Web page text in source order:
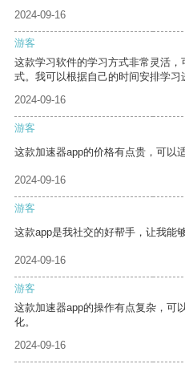
2024-09-16
游客
这款学习软件的学习方式非常灵活
式。我可以根据自己的时间安排学习
2024-09-16
游客
这款加速器app的价格有点贵，可以
2024-09-16
游客
这款app是我社交的好帮手，让我能
2024-09-16
游客
这款加速器app的操作有点复杂，可
化。
2024-09-16